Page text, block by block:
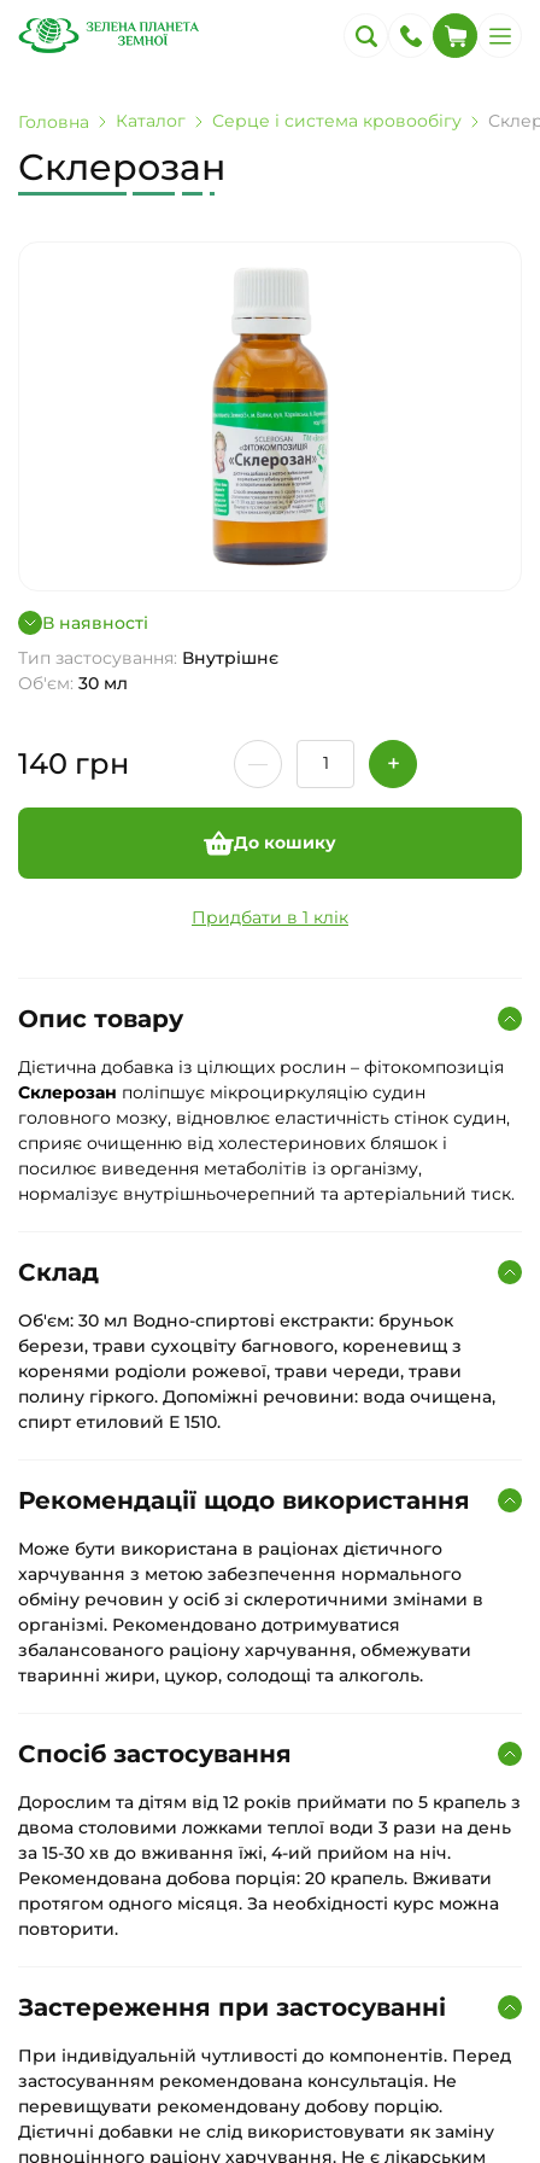
Головна Каталог Серце і система кровообігу
Склерозан
В наявності
Тип застосування: Внутрішнє
Об'єм: 30 мл
140 грн
До кошику
Придбати в 1 клік
Опис товару
Дієтична добавка із цілющих рослин – фітокомпозиція
Склерозан поліпшує мікроциркуляцію судин
головного мозку, відновлює еластичність стінок судин,
сприяє очищенню від холестеринових бляшок і
посилює виведення метаболітів із організму,
нормалізує внутрішньочерепний та артеріальний тиск.
Склад
Об'єм: 30 мл Водно-спиртові екстракти: бруньок
берези, трави сухоцвіту багнового, кореневищ з
коренями родіоли рожевої, трави череди, трави
полину гіркого. Допоміжні речовини: вода очищена,
спирт етиловий Е 1510.
Рекомендації щодо використання
Може бути використана в раціонах дієтичного
харчування з метою забезпечення нормального
обміну речовин у осіб зі склеротичними змінами в
організмі. Рекомендовано дотримуватися
збалансованого раціону харчування, обмежувати
тваринні жири, цукор, солодощі та алкоголь.
Спосіб застосування
Дорослим та дітям від 12 років приймати по 5 крапель з
двома столовими ложками теплої води 3 рази на день
за 15-30 хв до вживання їжі, 4-ий прийом на ніч.
Рекомендована добова порція: 20 крапель. Вживати
протягом одного місяця. За необхідності курс можна
повторити.
Застереження при застосуванні
При індивідуальній чутливості до компонентів. Перед
застосуванням рекомендована консультація. Не
перевищувати рекомендовану добову порцію.
Дієтичні добавки не слід використовувати як заміну
повноцінного раціону харчування. Не є лікарським